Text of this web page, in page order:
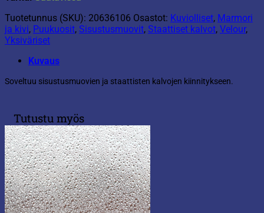
Tuotetunnus (SKU): 20636106 Osastot: Kuviolliset, Marmori
ja kivi, Puukuosit, Sisustusmuovit, Staattiset kalvot, Velour,
Yksiväriset
Kuvaus
Soveltuu sisustusmuovien ja staattisten kalvojen kiinnitykseen.
Tutustu myös